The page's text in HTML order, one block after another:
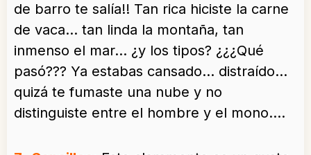
de barro te salía!! Tan rica hiciste la carne
de vaca… tan linda la montaña, tan
inmenso el mar… ¿y los tipos? ¿¿¿Qué
pasó??? Ya estabas cansado… distraído…
quizá te fumaste una nube y no
distinguiste entre el hombre y el mono….